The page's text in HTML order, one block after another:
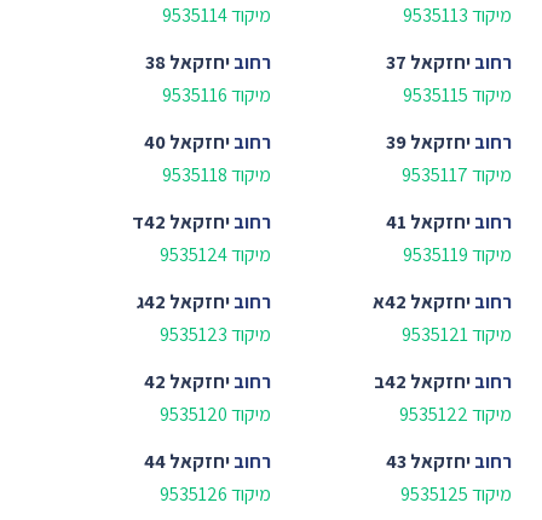
מיקוד 9535113
מיקוד 9535114
רחוביחזקאל 37
מיקוד 9535115
רחוביחזקאל 38
מיקוד 9535116
רחוביחזקאל 39
מיקוד 9535117
רחוביחזקאל 40
מיקוד 9535118
רחוביחזקאל 41
מיקוד 9535119
רחוביחזקאל 42ד
מיקוד 9535124
רחוביחזקאל 42א
מיקוד 9535121
רחוביחזקאל 42ג
מיקוד 9535123
רחוביחזקאל 42ב
מיקוד 9535122
רחוביחזקאל 42
מיקוד 9535120
רחוביחזקאל 43
מיקוד 9535125
רחוביחזקאל 44
מיקוד 9535126